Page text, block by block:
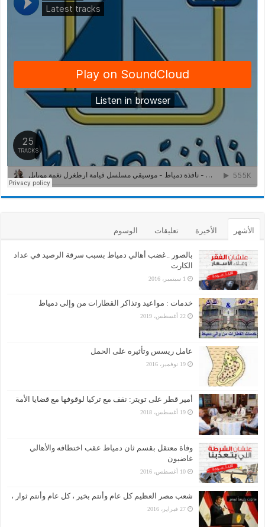
الأشهر الأخيرة تعليقات الوسوم
بالصور ..غضب أهالي دمياط بسبب سرقة الرصيد في عداد
الكارت
1 سبتمبر، 2016
خدمات : مواعيد وتذاكر القطارات من وإلى دمياط
22 أغسطس، 2019
عامل ريسس وتأثيره على الحمل
19 نوفمبر، 2016
أمير قطر على تويتر: نقف مع تركيا لوقوفها مع قضايا الأمة
19 أغسطس، 2018
وفاة معتقل بقسم ثان دمياط عقب اختطافه والأهالي
غاضبون
10 أغسطس، 2016
شعب مصر العظيم كل عام وأنتم بخير ، كل عام وأنتم ثوار ،
27 فبراير، 2016